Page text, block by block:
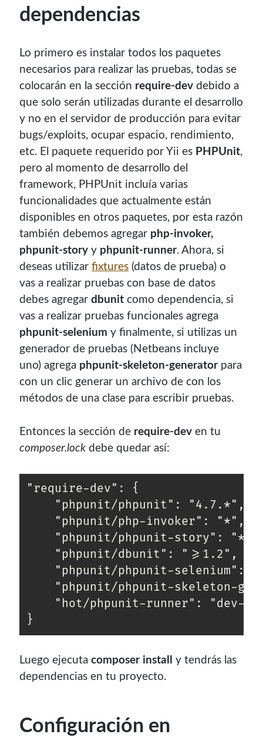
Mozilla (Hispano |Venezuela)y en
promuevo tecnologías abiertas, mantengo
o dar charlas.
Soy graduado de Ing. en Informática de laUNETdonde dí
clases por 10 años. Como siempre me ha gustado
enseñar, comparto algunas de mis opiniones y
experiencias en el mundo informático en este blog.
Puedescontactarmeo leer más sobre mi
mi página profesional.
Donate
give a small donation. It will help me to invest time on
creating content for this site.
Si te gusta este sitio web o mi trabajo, puedes hacer una
pequeña donación. Me ayudará a invertir tiempo en crear
contenido para este sitio.
Descuentos
Si vas a comprar un dominio, hazlo por aquí y colaboras
con el mantenimiento de este sitio:
Si deseas vender publicidad en tu propio blog o página
dependencias
Lo primero es instalar todos los paquetes
necesarios para realizar las pruebas, todas se
colocarán en la sección require-dev debido a
que solo serán utilizadas durante el desarrollo
y no en el servidor de producción para evitar
bugs/exploits, ocupar espacio, rendimiento,
etc. El paquete requerido por Yii es PHPUnit,
pero al momento de desarrollo del
framework, PHPUnit incluía varias
funcionalidades que actualmente están
disponibles en otros paquetes, por esta razón
también debemos agregar php-invoker,
phpunit-story y phpunit-runner. Ahora, si
deseas utilizarfixtures (datos de prueba) o
vas a realizar pruebas con base de datos
debes agregardbunit como dependencia, si
vas a realizar pruebas funcionales agrega
phpunit-selenium y finalmente, si utilizas un
generador de pruebas (Netbeans incluye
uno) agrega phpunit-skeleton-generator para
con un clic generar un archivo de con los
métodos de una clase para escribir pruebas.
Entonces la sección de require-dev en tu
composer.lock debe quedar así:
"require-dev": {
}
Luego ejecutacomposer install
y tendrás las
dependencias en tu proyecto.
Configuración en